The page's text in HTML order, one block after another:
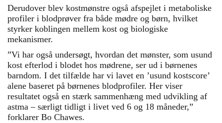
Derudover blev kostmønstre også afspejlet i metaboliske
profiler i blodprøver fra både mødre og børn, hvilket
styrker koblingen mellem kost og biologiske
mekanismer.
”Vi har også undersøgt, hvordan det mønster, som usund
kost efterlod i blodet hos mødrene, ser ud i børnenes
barndom. I det tilfælde har vi lavet en ’usund kostscore’
alene baseret på børnenes blodprofiler. Her viser
resultatet også en stærk sammenhæng med udvikling af
astma – særligt tidligt i livet ved 6 og 18 måneder,”
forklarer Bo Chawes.